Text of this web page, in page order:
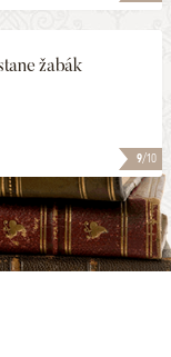
9/10
žabák